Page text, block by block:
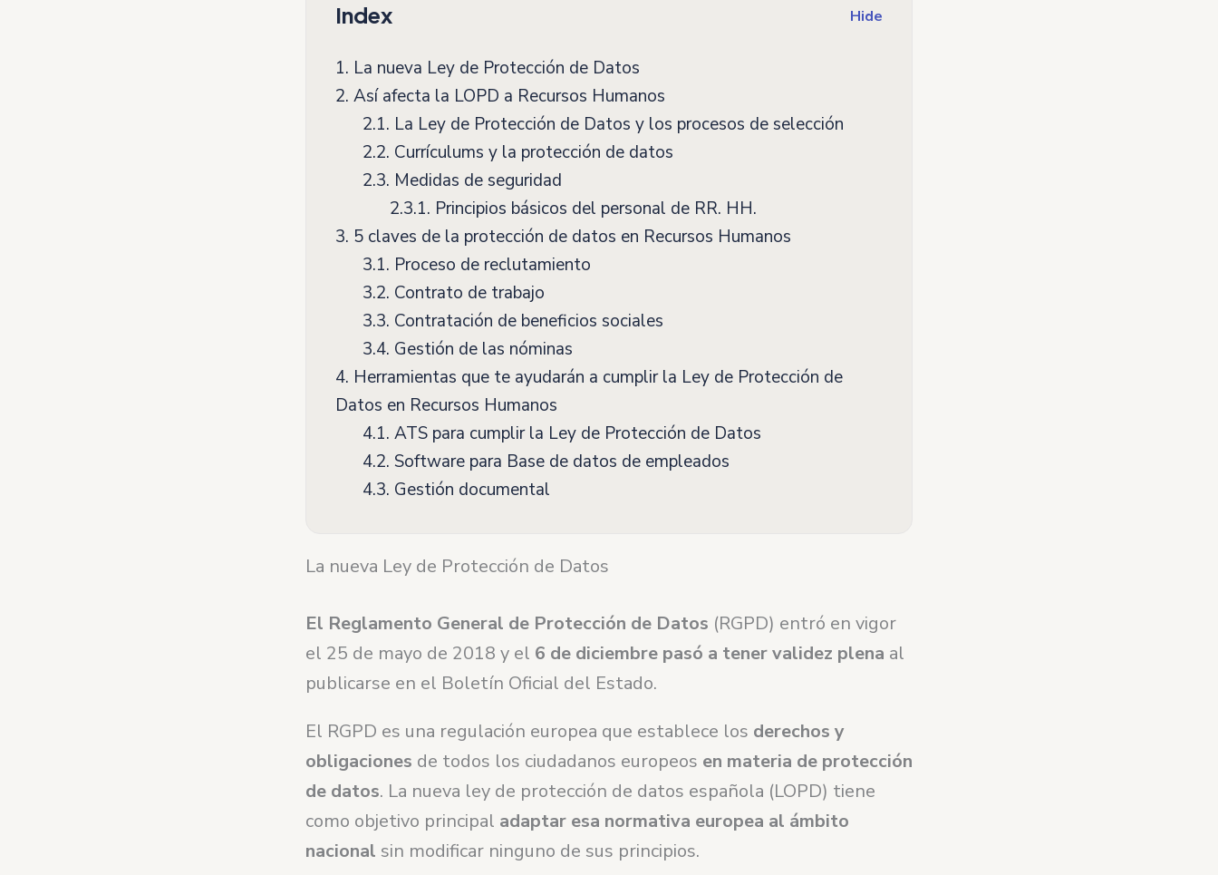
Index Hide
1. La nueva Ley de Protección de Datos
2. Así afecta la LOPD a Recursos Humanos
2.1. La Ley de Protección de Datos y los procesos de selección
2.2. Currículums y la protección de datos
2.3. Medidas de seguridad
2.3.1. Principios básicos del personal de RR. HH.
3. 5 claves de la protección de datos en Recursos Humanos
3.1. Proceso de reclutamiento
3.2. Contrato de trabajo
3.3. Contratación de beneficios sociales
3.4. Gestión de las nóminas
4. Herramientas que te ayudarán a cumplir la Ley de Protección de
Datos en Recursos Humanos
4.1. ATS para cumplir la Ley de Protección de Datos
4.2. Software para Base de datos de empleados
4.3. Gestión documental
La nueva Ley de Protección de Datos
El Reglamento General de Protección de Datos (RGPD) entró en vigor
el 25 de mayo de 2018 y el 6 de diciembre pasó a tener validez plena al
publicarse en el Boletín Oficial del Estado.
El RGPD es una regulación europea que establece los derechos y
obligaciones de todos los ciudadanos europeos en materia de protección
de datos. La nueva ley de protección de datos española (LOPD) tiene
como objetivo principal adaptar esa normativa europea al ámbito
nacional sin modificar ninguno de sus principios.